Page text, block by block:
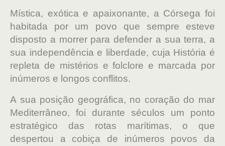
Mística, exótica e apaixonante, a Córsega foi
habitada por um povo que sempre esteve
disposto a morrer para defender a sua terra, a
sua independência e liberdade, cuja História é
repleta de mistérios e folclore e marcada por
inúmeros e longos conflitos.
A sua posição geográfica, no coração do mar
Mediterrâneo, foi durante séculos um ponto
estratégico das rotas marítimas, o que
despertou a cobiça de inúmeros povos da